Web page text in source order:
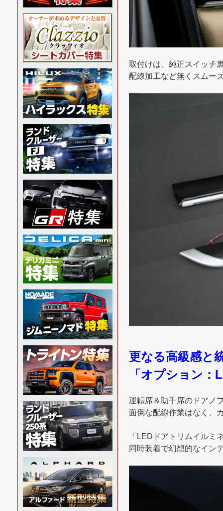
取付けは、純正スイッチ
配線加工など無くスムー
更なる高級感と
「オプション
運転席＆助手席のドアノ
面倒な配線作業はなく、
「LEDドアトリムイルミ
同時装着で幻想的なイン